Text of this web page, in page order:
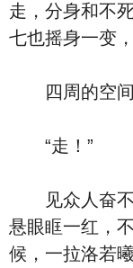
走，分身和不
七也摇身一变
四周的空间
“走！”
见众人奋不
悬眼眶一红，
候，一拉洛若